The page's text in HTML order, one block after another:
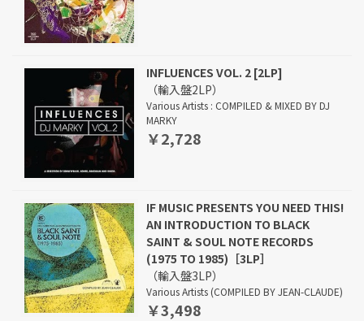
INFLUENCES VOL. 2 [2LP]
（輸入盤2LP）
Various Artists : COMPILED & MIXED BY DJ
MARKY
￥2,728
IF MUSIC PRESENTS YOU NEED THIS!
AN INTRODUCTION TO BLACK
SAINT & SOUL NOTE RECORDS
(1975 TO 1985)［3LP］
（輸入盤3LP）
Various Artists (COMPILED BY JEAN-CLAUDE)
￥3,498